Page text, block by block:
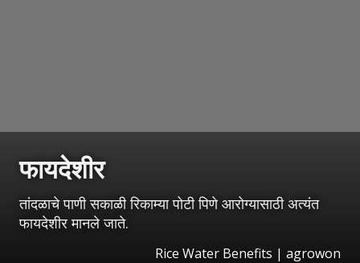
फायदेशीर
तांदळाचे पाणी सकाळी रिकाम्या पोटी पिणे आरोग्यासाठी अत्यंत
फायदेशीर मानले जाते.
Rice Water Benefits | agrowon